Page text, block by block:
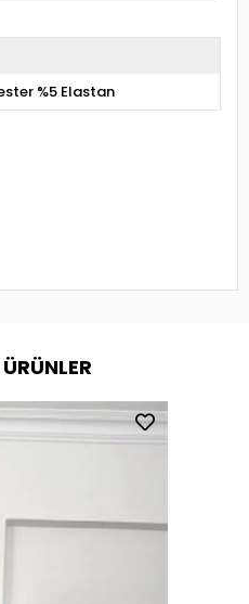
%5 Elastan